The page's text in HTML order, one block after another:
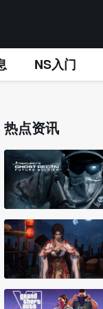
NS入门
热点资讯